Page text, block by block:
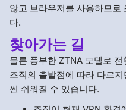
않고 브라우저를 사용하므로
다.
찾아가는 길
물론 풍부한 ZTNA 모델로
조직의 출발점에 따라 다르
씬 쉬워질 수 있습니다.